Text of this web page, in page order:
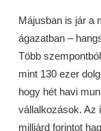
Májusban is jár a
ágazatban –
Több
mint 130 ezer
hogy hét havi
vállalkozások. Az
milliárd forintot